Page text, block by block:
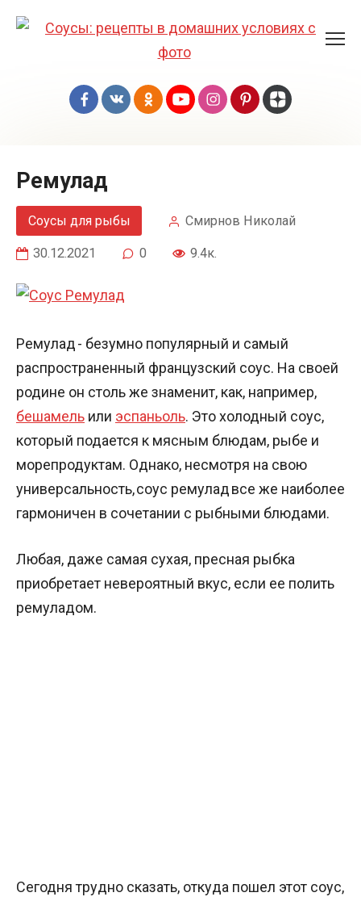
Ремулад
Соусы для рыбы Смирнов Николай
30.12.2021 0 9.4к.
Ремулад - безумно популярный и самый
распространенный французский соус. На своей
родине он столь же знаменит, как, например,
бешамель или эспаньоль. Это холодный соус,
который подается к мясным блюдам, рыбе и
морепродуктам. Однако, несмотря на свою
универсальность, соус ремулад все же наиболее
гармоничен в сочетании с рыбными блюдами.
Любая, даже самая сухая, пресная рыбка
приобретает невероятный вкус, если ее полить
ремуладом.
Сегодня трудно сказать, откуда пошел этот соус,